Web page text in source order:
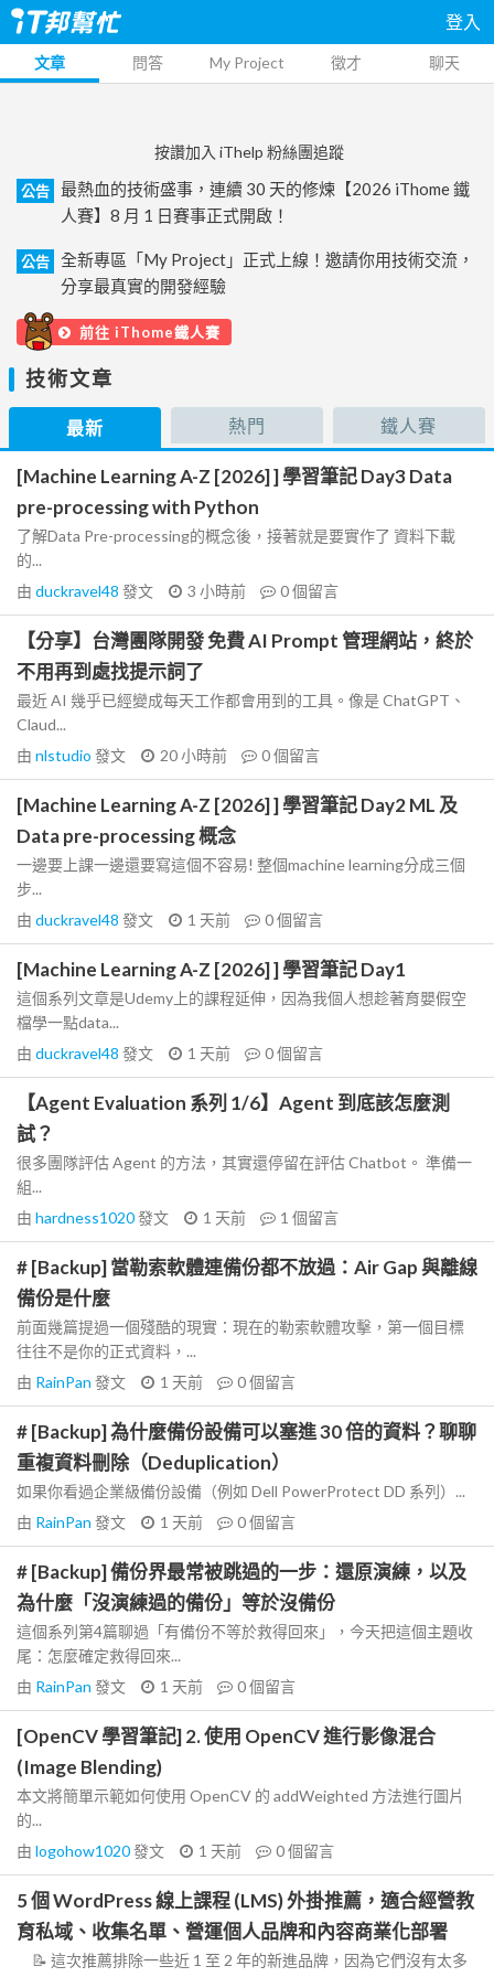
登入
文章 問答 My Project 徵才 聊天
按讚加入 iThelp 粉絲團追蹤
公告
最熱血的技術盛事，連續 30 天的修煉【2026 iThome 鐵
人賽】8 月 1 日賽事正式開啟！
公告
全新專區「My Project」正式上線！邀請你用技術交流，
分享最真實的開發經驗
前往 iThome鐵人賽
技術文章
最新 熱門 鐵人賽
[Machine Learning A-Z [2026] ] 學習筆記 Day3 Data
pre-processing with Python
了解Data Pre-processing的概念後，接著就是要實作了 資料下載
的...
由 duckravel48 發文 3 小時前 0個留言
【分享】台灣團隊開發 免費 AI Prompt 管理網站，終於
不用再到處找提示詞了
最近 AI 幾乎已經變成每天工作都會用到的工具。像是 ChatGPT、
Claud...
由 nlstudio 發文 20 小時前 0個留言
[Machine Learning A-Z [2026] ] 學習筆記 Day2 ML 及
Data pre-processing 概念
一邊要上課一邊還要寫這個不容易! 整個machine learning分成三個
步...
由 duckravel48 發文 1 天前 0個留言
[Machine Learning A-Z [2026] ] 學習筆記 Day1
這個系列文章是Udemy上的課程延伸，因為我個人想趁著育嬰假空
檔學一點data...
由 duckravel48 發文 1 天前 0個留言
【Agent Evaluation 系列 1/6】Agent 到底該怎麼測
試？
很多團隊評估 Agent 的方法，其實還停留在評估 Chatbot。 準備一
組...
由 hardness1020發文 1 天前 1 個留言
# [Backup] 當勒索軟體連備份都不放過：Air Gap 與離線
備份是什麼
前面幾篇提過一個殘酷的現實：現在的勒索軟體攻擊，第一個目標
往往不是你的正式資料，...
由 RainPan 發文 1 天前 0個留言
# [Backup] 為什麼備份設備可以塞進 30 倍的資料？聊聊
重複資料刪除（Deduplication）
如果你看過企業級備份設備（例如 Dell PowerProtect DD 系列）...
由 RainPan 發文 1 天前 0個留言
# [Backup] 備份界最常被跳過的一步：還原演練，以及
為什麼「沒演練過的備份」等於沒備份
這個系列第4篇聊過「有備份不等於救得回來」，今天把這個主題收
尾：怎麼確定救得回來...
由 RainPan 發文 1 天前 0個留言
[OpenCV 學習筆記] 2. 使用 OpenCV 進行影像混合
(Image Blending)
本文將簡單示範如何使用 OpenCV 的 addWeighted 方法進行圖片
的...
由 logohow1020發文 1 天前 0個留言
5 個 WordPress 線上課程 (LMS) 外掛推薦，適合經營教
育私域、收集名單、營運個人品牌和內容商業化部署
📝 這次推薦排除一些近 1 至 2 年的新進品牌，因為它們沒有太多